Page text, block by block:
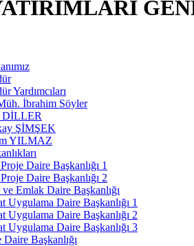
Yardımcıları
İbrahim Söyler
DİLLER
ŞİMŞEK
YILMAZ
Daire Başkanlığı 1
Daire Başkanlığı 2
Emlak Daire Başkanlığı
Uygulama Daire Başkanlığı 1
Uygulama Daire Başkanlığı 2
Uygulama Daire Başkanlığı 3
Daire Başkanlığı